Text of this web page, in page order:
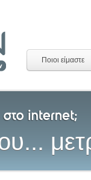
Ποιοι είμαστε